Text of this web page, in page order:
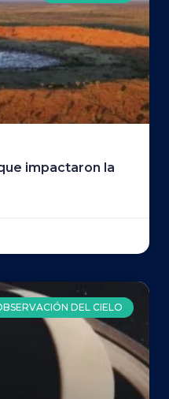
impactaron la
DEL CIELO